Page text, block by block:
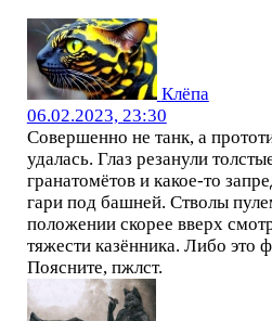
Клёпа
06.02.2023, 23:30
Совершенно не танк, а
удалась. Глаз резанули
гранатомётов и какое-то
гари под башней. Стволы
положении скорее вверх
тяжести казённика. Либо это
Поясните, пжлст.